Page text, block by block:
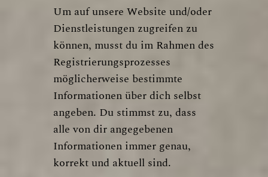
Um auf unsere Website und/oder
Dienstleistungen zugreifen zu
können, musst du im Rahmen des
Registrierungsprozesses
möglicherweise bestimmte
Informationen über dich selbst
angeben. Du stimmst zu, dass
alle von dir angegebenen
Informationen immer genau,
korrekt und aktuell sind.